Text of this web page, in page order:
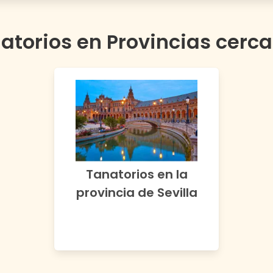
en Provincias
Tanatorios en la
provincia de Sevilla